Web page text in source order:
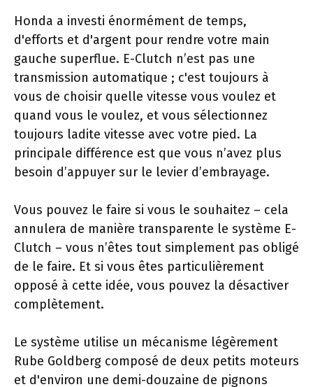
Honda a investi énormément de temps,
d'efforts et d'argent pour rendre votre main
gauche superflue. E-Clutch n’est pas une
transmission automatique ; c'est toujours à
vous de choisir quelle vitesse vous voulez et
quand vous le voulez, et vous sélectionnez
toujours ladite vitesse avec votre pied. La
principale différence est que vous n’avez plus
besoin d’appuyer sur le levier d’embrayage.
Vous pouvez le faire si vous le souhaitez – cela
annulera de manière transparente le système E-
Clutch – vous n’êtes tout simplement pas obligé
de le faire. Et si vous êtes particulièrement
opposé à cette idée, vous pouvez la désactiver
complètement.
Le système utilise un mécanisme légèrement
Rube Goldberg composé de deux petits moteurs
et d'environ une demi-douzaine de pignons